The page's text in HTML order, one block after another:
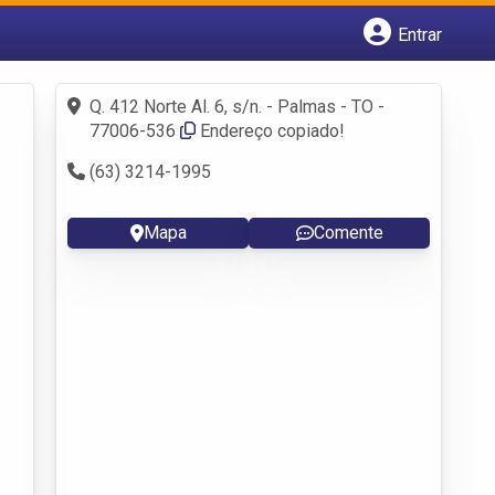
Entrar
Fazer login
Criar conta
Q. 412 Norte Al. 6, s/n. - Palmas - TO -
77006-536
Endereço copiado!
(63) 3214-1995
Mapa Comente